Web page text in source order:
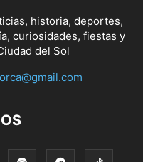
historia, deportes,
curiosidades, fiestas y
del Sol